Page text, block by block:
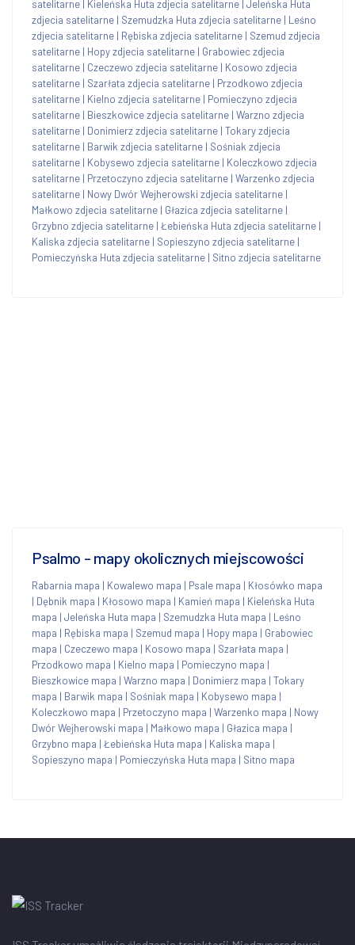
satelitarne Kieleńska Huta zdjecia satelitarne Jeleńska Huta
zdjecia satelitarne | Szemudzka Huta zdjecia satelitarne | Leśno
zdjecia satelitarne | Rębiska zdjecia satelitarne | Szemud zdjecia
satelitarne | Hopy zdjecia satelitarne | Grabowiec zdjecia
satelitarne | Czeczewo zdjecia satelitarne | Kosowo zdjecia
satelitarne | Szarłata zdjecia satelitarne | Przodkowo zdjecia
satelitarne | Kielno zdjecia satelitarne | Pomieczyno zdjecia
satelitarne | Bieszkowice zdjecia satelitarne | Warzno zdjecia
satelitarne | Donimierz zdjecia satelitarne | Tokary zdjecia
satelitarne | Barwik zdjecia satelitarne | Sośniak zdjecia
satelitarne | Kobysewo zdjecia satelitarne | Koleczkowo zdjecia
satelitarne | Przetoczyno zdjecia satelitarne | Warzenko zdjecia
satelitarne | Nowy Dwór Wejherowski zdjecia satelitarne |
Małkowo zdjecia satelitarne | Głazica zdjecia satelitarne |
Grzybno zdjecia satelitarne | Łebieńska Huta zdjecia satelitarne |
Kaliska zdjecia satelitarne | Sopieszyno zdjecia satelitarne |
Pomieczyńska Huta zdjecia satelitarne | Sitno zdjecia satelitarne
Psalmo - mapy okolicznych miejscowości
Rabarnia mapa | Kowalewo mapa | Psale mapa | Kłosówko mapa
| Dębnik mapa | Kłosowo mapa | Kamień mapa | Kieleńska Huta
mapa | Jeleńska Huta mapa | Szemudzka Huta mapa | Leśno
mapa | Rębiska mapa | Szemud mapa | Hopy mapa | Grabowiec
mapa | Czeczewo mapa | Kosowo mapa | Szarłata mapa |
Przodkowo mapa | Kielno mapa | Pomieczyno mapa |
Bieszkowice mapa | Warzno mapa | Donimierz mapa | Tokary
mapa | Barwik mapa | Sośniak mapa | Kobysewo mapa |
Koleczkowo mapa | Przetoczyno mapa | Warzenko mapa | Nowy
Dwór Wejherowski mapa | Małkowo mapa | Głazica mapa |
Grzybno mapa | Łebieńska Huta mapa | Kaliska mapa |
Sopieszyno mapa | Pomieczyńska Huta mapa | Sitno mapa